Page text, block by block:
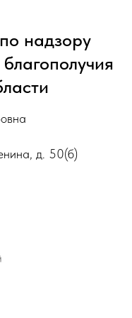
надзору
д. 50(б)